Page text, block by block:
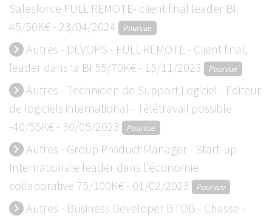
Salesforce FULL REMOTE- client final leader BI
45/50K€ - 23/04/2024
Pourvue
keyboard_arrow_rightAutres - DEVOPS - FULL REMOTE - Client final,
leader dans la BI 55/70K€ - 15/11/2023
Pourvue
keyboard_arrow_rightAutres - Technicien de Support Logiciel - Editeur
de logiciels international - Télétravail possible
-40/55K€ - 30/05/2023
Pourvue
keyboard_arrow_rightAutres - Group Product Manager - Start-up
Internationale leader dans l'économie
collaborative 75/100K€ - 01/02/2023
Pourvue
keyboard_arrow_rightAutres - Business Developer BTOB - Chasse -